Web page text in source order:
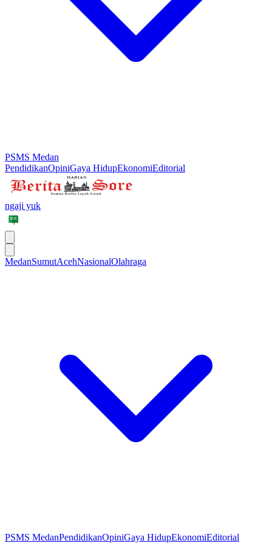
PSMS Medan
PendidikanOpiniGaya HidupEkonomiEditorial
ngaji yuk
MedanSumutAcehNasionalOlahraga
PSMS MedanPendidikanOpiniGaya HidupEkonomiEditorial